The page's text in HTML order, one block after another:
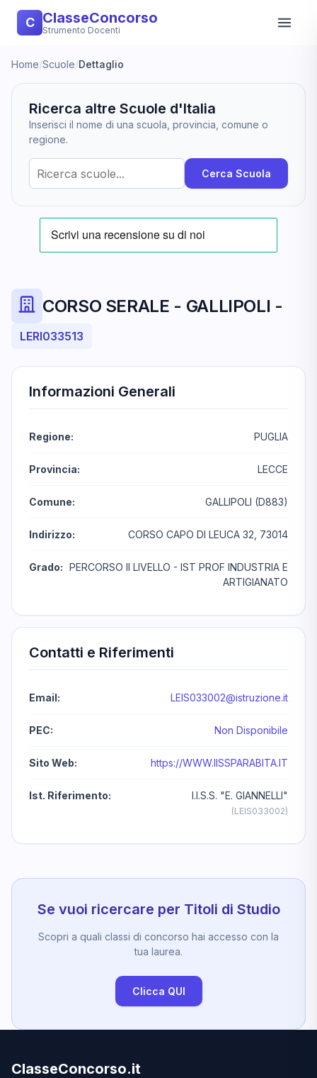
C ClasseConcorso
Strumento Docenti
Home/Scuole/Dettaglio
Ricerca altre Scuole d'Italia
Inserisci il nome di una scuola, provincia, comune o
regione.
Cerca Scuola
CORSO SERALE - GALLIPOLI -
LERI033513
Informazioni Generali
Regione: PUGLIA
Provincia: LECCE
Comune: GALLIPOLI (D883)
Indirizzo: CORSO CAPO DI LEUCA 32, 73014
Grado: PERCORSO II LIVELLO - IST PROF INDUSTRIA E
ARTIGIANATO
Contatti e Riferimenti
Email: LEIS033002@istruzione.it
PEC: Non Disponibile
Sito Web: https://WWW.IISSPARABITA.IT
Ist. Riferimento: I.I.S.S. "E. GIANNELLI"
(LEIS033002)
Se vuoi ricercare per Titoli di Studio
Scopri a quali classi di concorso hai accesso con la
tua laurea.
Clicca QUI
ClasseConcorso.it